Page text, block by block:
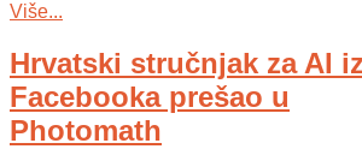
Više...
Hrvatski stručnjak za AI
Facebooka prešao u
Photomath